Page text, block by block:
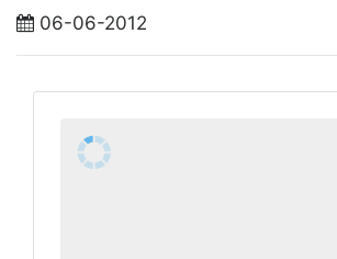
06-06-2012